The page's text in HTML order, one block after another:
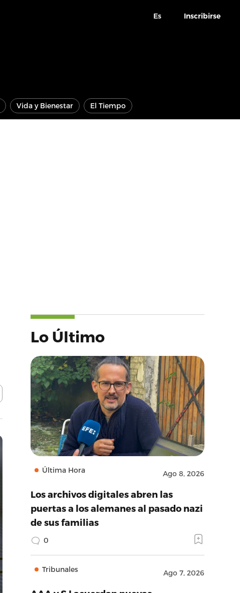
Es Inscribirse
Vida y Bienestar El Tiempo
Lo Último
Última Hora Ago 8, 2026
Los archivos digitales abren las
puertas a los alemanes al pasado nazi
de sus familias
0
Tribunales Ago 7, 2026